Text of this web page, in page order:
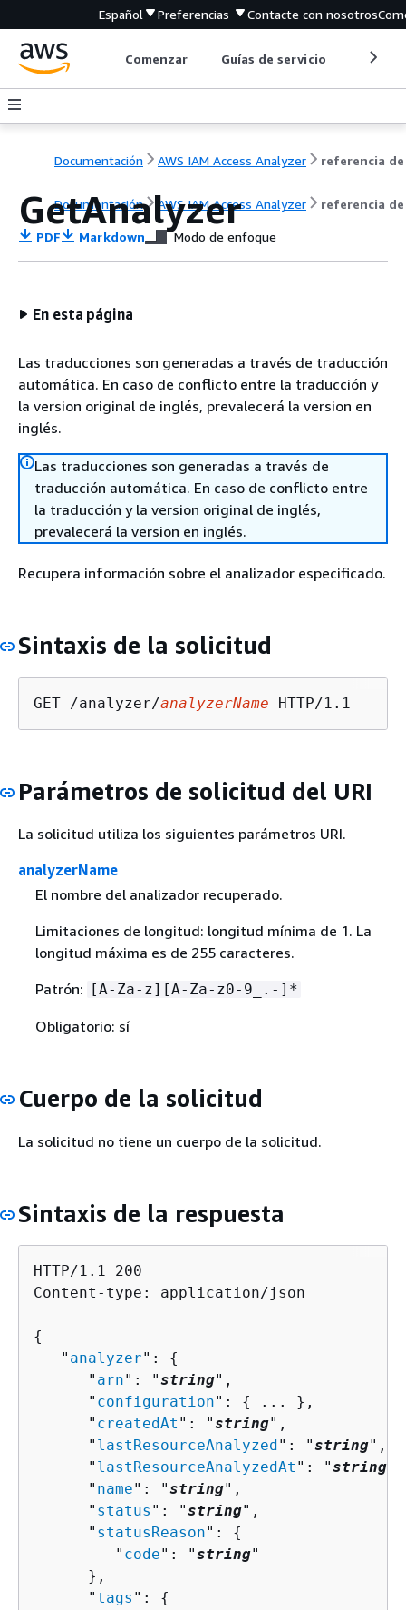
Español Preferencias Contacte con nosotros
Comenzar Guías de servicio
Documentación AWS IAM Access Analyzer
Documentación AWS IAM Access Analyzer referencia de
GetAnalyzer
PDF Markdown Modo de enfoque
En esta página
Las traducciones son generadas a través de traducción
automática. En caso de conflicto entre la traducción y
la version original de inglés, prevalecerá la version en
inglés.
Las traducciones son generadas a través de
traducción automática. En caso de conflicto entre
la traducción y la version original de inglés,
prevalecerá la version en inglés.
Recupera información sobre el analizador especificado.
Sintaxis de la solicitud
GET /analyzer/analyzerName
Parámetros de solicitud del URI
La solicitud utiliza los siguientes parámetros URI.
analyzerName
El nombre del analizador recuperado.
Limitaciones de longitud: longitud mínima de 1. La
longitud máxima es de 255 caracteres.
Patrón: [A-Za-z][A-Za-z0-9_.-]*
Obligatorio: sí
Cuerpo de la solicitud
La solicitud no tiene un cuerpo de la solicitud.
Sintaxis de la respuesta
HTTP/1.1 200
Content-type: application/json
{
   "
analyzer": {
      "
arn": "string",
      "
configuration": {
... },
      "
createdAt ": "string",
      "
lastResourceAnalyzed": "string",
      "
lastResourceAnalyzedAt ": "string
      "
name": "string",
      "
status ": "string",
      "
statusReason": {
         "
code": "string"
      },
      "
tags ": {